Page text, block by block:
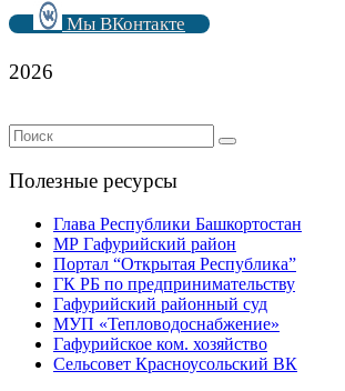
Мы ВКонтакте
2026
Полезные ресурсы
Глава Республики Башкортостан
МР Гафурийский район
Портал “Открытая Республика”
ГК РБ по предпринимательству
Гафурийский районный суд
МУП «Тепловодоснабжение»
Гафурийское ком. хозяйство
Сельсовет Красноусольский ВК